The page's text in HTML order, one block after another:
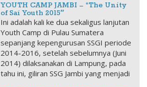
YOUTH CAMP JAMBI – “The Unity
of Sai Youth 2015″
Ini adalah kali ke dua sekaligus lanjutan
Youth Camp di Pulau Sumatera
sepanjang kepengurusan SSGI periode
2014-2016, setelah sebelumnya (Juni
2014) dilaksanakan di Lampung, pada
tahu ini, giliran SSG Jambi yang menjadi